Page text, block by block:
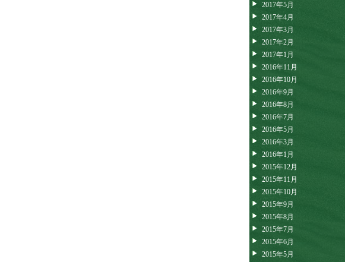
2017年5月
2017年4月
2017年3月
2017年2月
2017年1月
2016年11月
2016年10月
2016年9月
2016年8月
2016年7月
2016年5月
2016年3月
2016年1月
2015年12月
2015年11月
2015年10月
2015年9月
2015年8月
2015年7月
2015年6月
2015年5月